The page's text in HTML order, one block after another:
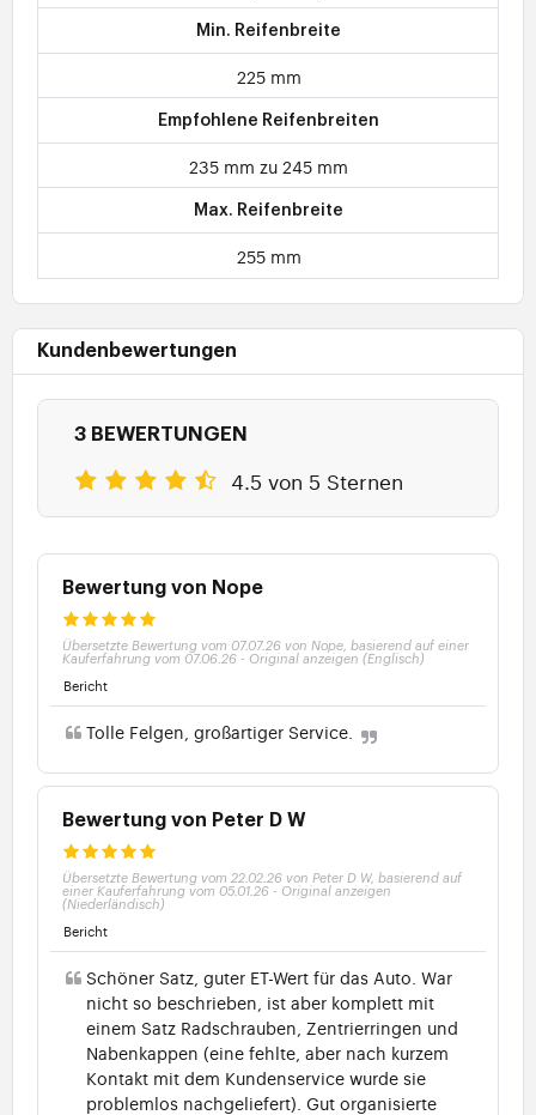
Min. Reifenbreite
225 mm
Empfohlene Reifenbreiten
235 mm zu 245 mm
Max. Reifenbreite
255 mm
Kundenbewertungen
3 BEWERTUNGEN
4.5 von 5 Sternen
Bewertung von Nope
Übersetzte Bewertung vom 07.07.26 von Nope, basierend auf einer
Kauferfahrung vom 07.06.26 - Original anzeigen (Englisch)
Bericht
Tolle Felgen, großartiger Service.
Bewertung von Peter D W
Übersetzte Bewertung vom 22.02.26 von Peter D W, basierend auf
einer Kauferfahrung vom 05.01.26 - Original anzeigen
(Niederländisch)
Bericht
Schöner Satz, guter ET-Wert für das Auto. War
nicht so beschrieben, ist aber komplett mit
einem Satz Radschrauben, Zentrierringen und
Nabenkappen (eine fehlte, aber nach kurzem
Kontakt mit dem Kundenservice wurde sie
problemlos nachgeliefert). Gut organisierte